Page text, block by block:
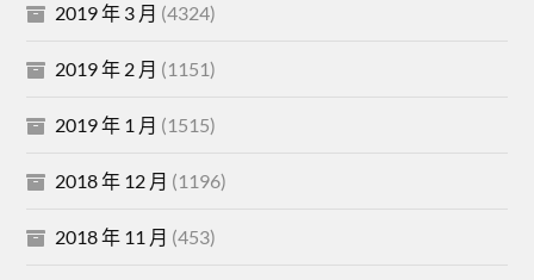
2019 年 3 月 (4324)
2019 年 2 月 (1151)
2019 年 1 月 (1515)
2018 年 12 月 (1196)
2018 年 11 月 (453)